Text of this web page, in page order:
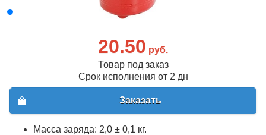
20.50 руб.
Товар под заказ
Срок исполнения от 2 дн
Заказать
Масса заряда: 2,0 ± 0,1 кг.